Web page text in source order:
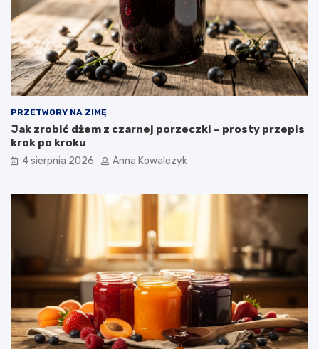
PRZETWORY NA ZIMĘ
Jak zrobić dżem z czarnej porzeczki – prosty przepis
krok po kroku
4 sierpnia 2026 Anna Kowalczyk